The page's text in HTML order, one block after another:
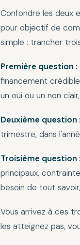
Confondre les deux
pour objectif de
simple : trancher
Première question
financement
un oui ou un non
Deuxième
trimestre, dans
Troisième
principaux,
besoin de tout
Vous arrivez à ces
les atteignez pas,